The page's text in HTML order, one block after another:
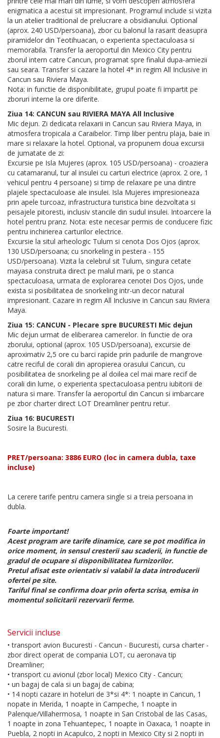
enigmatica a acestui sit impresionant. Programul include si vizita
la un atelier traditional de prelucrare a obsidianului. Optional
(aprox. 240 USD/persoana), zbor cu balonul la rasarit deasupra
piramidelor din Teotihuacan, o experienta spectaculoasa si
memorabila. Transfer la aeroportul din Mexico City pentru
zborul intern catre Cancun, programat spre finalul dupa-amiezii
sau seara. Transfer si cazare la hotel 4* in regim All Inclusive in
Cancun sau Riviera Maya.
Nota: in functie de disponibilitate, grupul poate fi impartit pe
zboruri interne la ore diferite.
Ziua 14: CANCUN sau RIVIERA MAYA All Inclusive
Mic dejun. Zi dedicata relaxarii in Cancun sau Riviera Maya, in
atmosfera tropicala a Caraibelor. Timp liber pentru plaja, baie in
mare si relaxare la hotel. Optional, va propunem doua excursii
de jumatate de zi:
Excursie pe Isla Mujeres (aprox. 105 USD/persoana) - croaziera
cu catamaranul, tur al insulei cu carturi electrice (aprox. 2 ore, 1
vehicul pentru 4 persoane) si timp de relaxare pe una dintre
plajele spectaculoase ale insulei. Isla Mujeres impresioneaza
prin apele turcoaz, infrastructura turistica bine dezvoltata si
peisajele pitoresti, inclusiv stancile din sudul insulei. Intoarcere la
hotel pentru pranz. Nota: este necesar permis de conducere fizic
pentru inchirierea carturilor electrice.
Excursie la situl arheologic Tulum si cenota Dos Ojos (aprox.
130 USD/persoana; cu snorkeling in pestera - 155
USD/persoana). Vizita la celebrul sit Tulum, singura cetate
mayasa construita direct pe malul marii, pe o stanca
spectaculoasa, urmata de explorarea cenotei Dos Ojos, unde
exista si posibilitatea de snorkeling intr-un decor natural
impresionant. Cazare in regim All Inclusive in Cancun sau Riviera
Maya.
Ziua 15: CANCUN - Plecare spre BUCURESTI Mic dejun
Mic dejun urmat de eliberarea camerelor. In functie de ora
zborului, optional (aprox. 105 USD/persoana), excursie de
aproximativ 2,5 ore cu barci rapide prin padurile de mangrove
catre reciful de corali din apropierea orasului Cancun, cu
posibilitatea de snorkeling pe al doilea cel mai mare recif de
corali din lume, o experienta spectaculoasa pentru iubitorii de
natura si mare. Transfer la aeroportul din Cancun si imbarcare
pe zbor charter direct LOT Dreamliner pentru retur.
Ziua 16: BUCURESTI
Sosire la Bucuresti.
PRET/persoana: 3886 EURO (loc in camera dubla, taxe
incluse)
La cerere tarife pentru camera single si a treia persoana in
dubla.
Foarte important!
Acest program are tarife dinamice, care se pot modifica in
orice moment, in sensul cresterii sau scaderii, in functie de
gradul de ocupare si disponibilitatea furnizorilor.
Pretul afisat este orientativ si valabil la data introducerii
ofertei pe site.
Tariful final se confirma doar prin oferta scrisa, emisa in
momentul solicitarii rezervarii ferme.
Servicii incluse
• transport avion Bucuresti - Cancun - Bucuresti, cursa charter -
zbor direct operat de compania LOT, cu aeronava tip
Dreamliner;
• transport cu avionul (zbor local) Mexico City - Cancun;
• un bagaj de cala si un bagaj de cabina;
• 14 nopti cazare in hoteluri de 3*si 4*: 1 noapte in Cancun, 1
nopate in Merida, 1 noapte in Campeche, 1 noapte in
Palenque/Villahermosa, 1 noapte in San Cristobal de las Casas,
1 noapte in zona Tehuantepec, 1 noapte in Oaxaca, 1 noapte in
Puebla, 2 nopti in Acapulco, 2 nopti in Mexico City si 2 nopti in